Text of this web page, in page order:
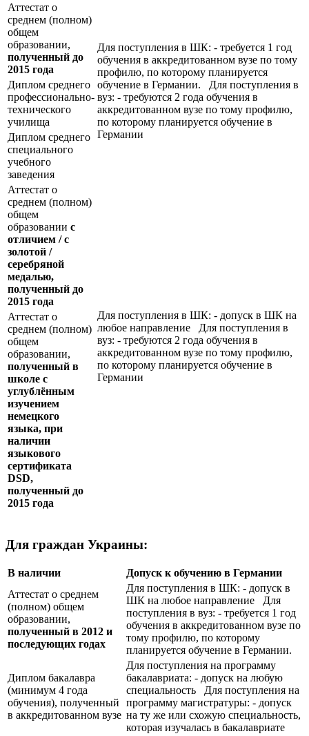
Аттестат о
среднем (полном)
общем
образовании,
полученный до
2015 года
Для поступления в ШК: - требуется 1 год
обучения в аккредитованном вузе по тому
профилю, по которому планируется
обучение в Германии. Для поступления в
вуз: - требуются 2 года обучения в
аккредитованном вузе по тому профилю,
по которому планируется обучение в
Германии
Диплом среднего
профессионально-
технического
училища
Диплом среднего
специального
учебного
заведения
Аттестат о
среднем (полном)
общем
образовании с
отличием / с
золотой /
серебряной
медалью,
полученный до
2015 года
Для поступления в ШК: - допуск в ШК на
любое направление Для поступления в
вуз: - требуются 2 года обучения в
аккредитованном вузе по тому профилю,
по которому планируется обучение в
Германии
Аттестат о
среднем (полном)
общем
образовании,
полученный в
школе с
углублённым
изучением
немецкого
языка, при
наличии
языкового
сертификата
DSD,
полученный до
2015 года
Для граждан Украины:
В наличии
Допуск к обучению в Германии
Аттестат о среднем
(полном) общем
образовании,
полученный в 2012 и
последующих годах
Для поступления в ШК: - допуск в
ШК на любое направление Для
поступления в вуз: - требуется 1 год
обучения в аккредитованном вузе по
тому профилю, по которому
планируется обучение в Германии.
Диплом бакалавра
(минимум 4 года
обучения), полученный
в аккредитованном вузе
Для поступления на программу
бакалавриата: - допуск на любую
специальность Для поступления на
программу магистратуры: - допуск
на ту же или схожую специальность,
которая изучалась в бакалавриате